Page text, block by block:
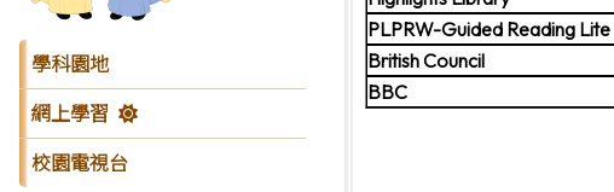
學科園地
網上學習
校園電視台
PLPRW-Guided Reading
British Council
BBC